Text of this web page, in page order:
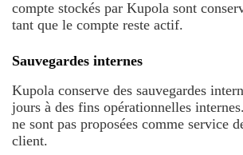
compte stockés par Kupola sont
tant que le compte reste actif.
Sauvegardes internes
Kupola conserve des sauvegardes
jours à des fins opérationnelles
ne sont pas proposées comme service
client.